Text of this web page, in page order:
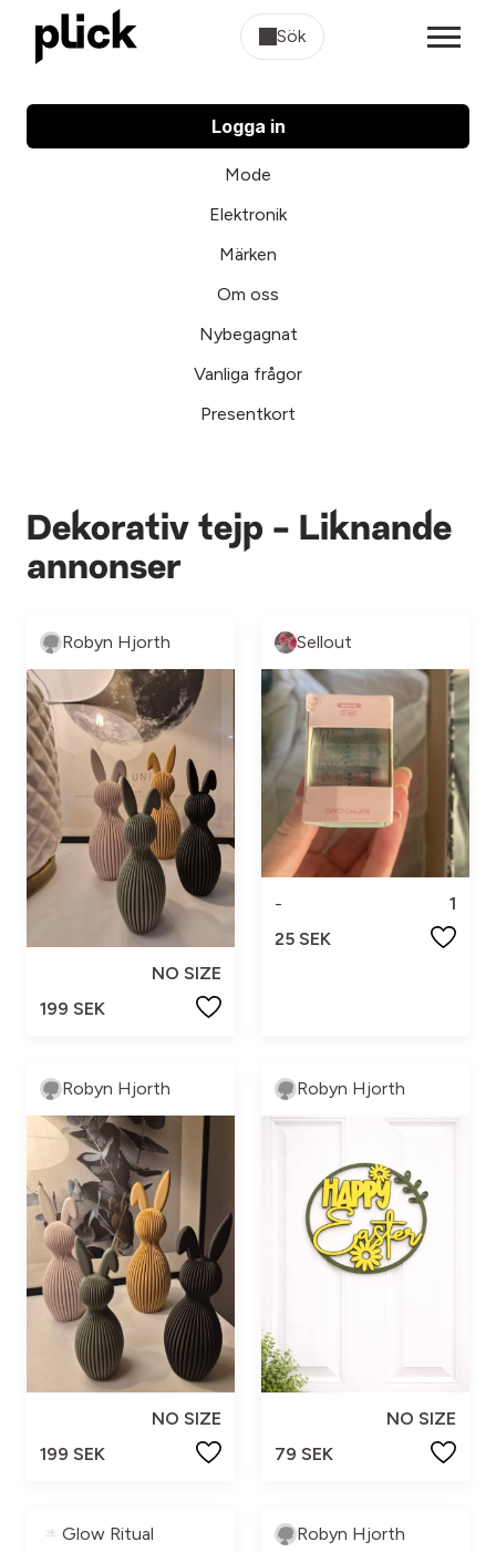
Sök
Logga in
Mode
Elektronik
Märken
Om oss
Nybegagnat
Vanliga frågor
Presentkort
Dekorativ tejp - Liknande
annonser
Robyn Hjorth
NO SIZE
199 SEK
Sellout
-
1
25 SEK
Robyn Hjorth
NO SIZE
199 SEK
Robyn Hjorth
NO SIZE
79 SEK
Glow Ritual Robyn Hjorth